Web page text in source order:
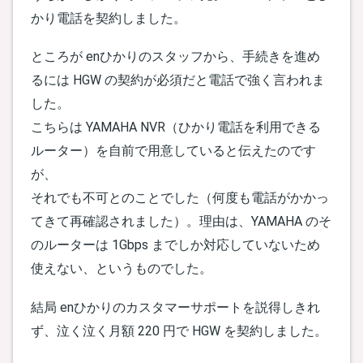
かり電話を契約しました。
ところが enひかりのスタッフから、手続きを進め
るには HGW の契約が必須だと電話で強く言われま
した。
こちらは YAMAHA NVR（ひかり電話を利用できる
ルーター）を自前で用意していると伝えたのです
が、
それでも不可とのことでした（何度も電話がかかっ
てきて再確認されました）。理由は、YAMAHA のそ
のルーターは 1Gbps までしか対応していないため
使えない、というものでした。
結局 enひかりのカスタマーサポートを説得しきれ
ず、泣く泣く月額 220 円で HGW を契約しました。